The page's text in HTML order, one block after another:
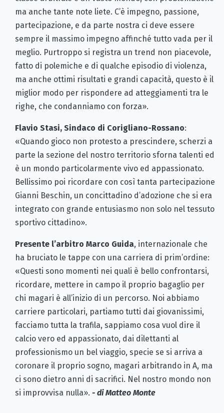
ma anche tante note liete. C’è impegno, passione,
partecipazione, e da parte nostra ci deve essere
sempre il massimo impegno affinché tutto vada per il
meglio. Purtroppo si registra un trend non piacevole,
fatto di polemiche e di qualche episodio di violenza,
ma anche ottimi risultati e grandi capacità, questo è il
miglior modo per rispondere ad atteggiamenti tra le
righe, che condanniamo con forza».
Flavio Stasi, Sindaco di Corigliano-Rossano:
«Quando gioco non protesto a prescindere, scherzi a
parte la sezione del nostro territorio sforna talenti ed
è un mondo particolarmente vivo ed appassionato.
Bellissimo poi ricordare con così tanta partecipazione
Gianni Beschin, un concittadino d’adozione che si era
integrato con grande entusiasmo non solo nel tessuto
sportivo cittadino».
Presente l’arbitro Marco Guida, internazionale che
ha bruciato le tappe con una carriera di prim’ordine:
«Questi sono momenti nei quali è bello confrontarsi,
ricordare, mettere in campo il proprio bagaglio per
chi magari è all’inizio di un percorso. Noi abbiamo
carriere particolari, partiamo tutti dai giovanissimi,
facciamo tutta la trafila, sappiamo cosa vuol dire il
calcio vero ed appassionato, dai dilettanti al
professionismo un bel viaggio, specie se si arriva a
coronare il proprio sogno, magari arbitrando in A, ma
ci sono dietro anni di sacrifici. Nel nostro mondo non
si improvvisa nulla». - di Matteo Monte